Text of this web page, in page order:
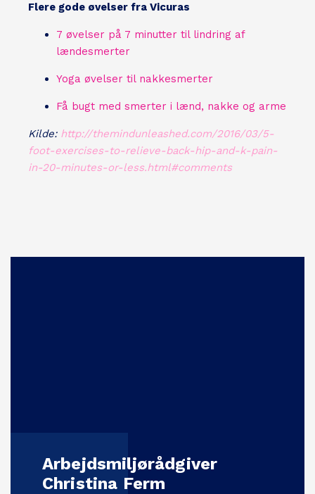
Flere gode øvelser fra Vicuras
7 øvelser på 7 minutter til lindring af
lændesmerter
Yoga øvelser til nakkesmerter
Få bugt med smerter i lænd, nakke og arme
Kilde: http://themindunleashed.com/2016/03/5-
foot-exercises-to-relieve-back-hip-and-k-pain-
in-20-minutes-or-less.html#comments
Arbejdsmiljørådgiver
Christina Ferm